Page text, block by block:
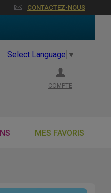
CONTACTEZ-NOUS
Select Language ▼
COMPTE
MES FAVORIS